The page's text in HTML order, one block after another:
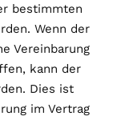
bestimmten
Wenn der
Vereinbarung
kann der
Dies ist
im Vertrag